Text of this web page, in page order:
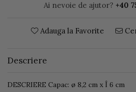
Ai nevoie de ajutor? +40
Adauga la Favorite
Descriere
DESCRIERE Capac: ø 8,2 cm x Î 6 cm